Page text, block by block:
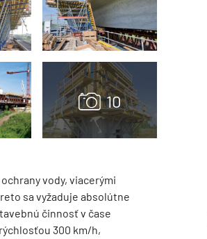
vody, viacerými
sa vyžaduje absolútne
činnosť v čase
300 km/h,
TZB HAUSTECHNIK 3/2026